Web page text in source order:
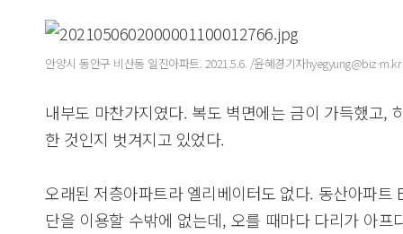
안양시 동안구 비산동 일진아파트. 2021.5.6. /윤혜경기자hyegyung@biz-m.kr
내부도 마찬가지였다. 복도 벽면에는 금이 가득했고,
한 것인지 벗겨지고 있었다.
오래된 저층아파트라 엘리베이터도 없다. 동산아파
단을 이용할 수밖에 없는데, 오를 때마다 다리가 아